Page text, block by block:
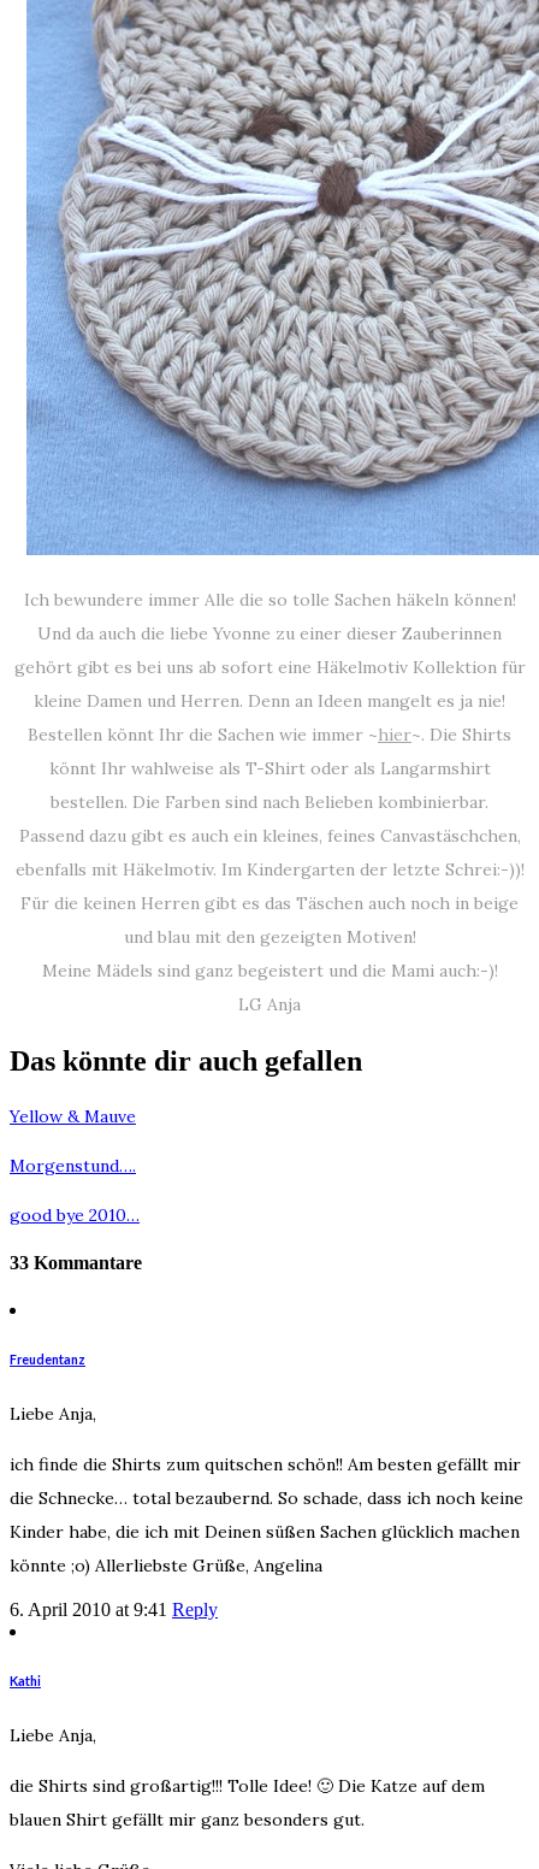
Ich bewundere immer Alle die so tolle Sachen häkeln können!
Und da auch die liebe Yvonne zu einer dieser Zauberinnen
gehört gibt es bei uns ab sofort eine Häkelmotiv Kollektion für
kleine Damen und Herren. Denn an Ideen mangelt es ja nie!
Bestellen könnt Ihr die Sachen wie immer ~hier~. Die Shirts
könnt Ihr wahlweise als T-Shirt oder als Langarmshirt
bestellen. Die Farben sind nach Belieben kombinierbar.
Passend dazu gibt es auch ein kleines, feines Canvastäschchen,
ebenfalls mit Häkelmotiv. Im Kindergarten der letzte Schrei:-))!
Für die keinen Herren gibt es das Täschen auch noch in beige
und blau mit den gezeigten Motiven!
Meine Mädels sind ganz begeistert und die Mami auch:-)!
LG Anja
Das könnte dir auch gefallen
Yellow & Mauve
Morgenstund….
good bye 2010…
33 Kommantare
Freudentanz
Liebe Anja,
ich finde die Shirts zum quitschen schön!! Am besten gefällt mir
die Schnecke… total bezaubernd. So schade, dass ich noch keine
Kinder habe, die ich mit Deinen süßen Sachen glücklich machen
könnte ;o) Allerliebste Grüße, Angelina
6. April 2010 at 9:41 Reply
Kathi
Liebe Anja,
die Shirts sind großartig!!! Tolle Idee! 🙂 Die Katze auf dem
blauen Shirt gefällt mir ganz besonders gut.